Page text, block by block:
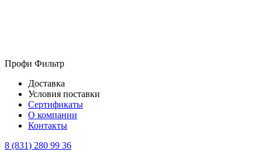
Профи Фильтр
Доставка
Условия поставки
Сертификаты
О компании
Контакты
8 (831) 280 99 36